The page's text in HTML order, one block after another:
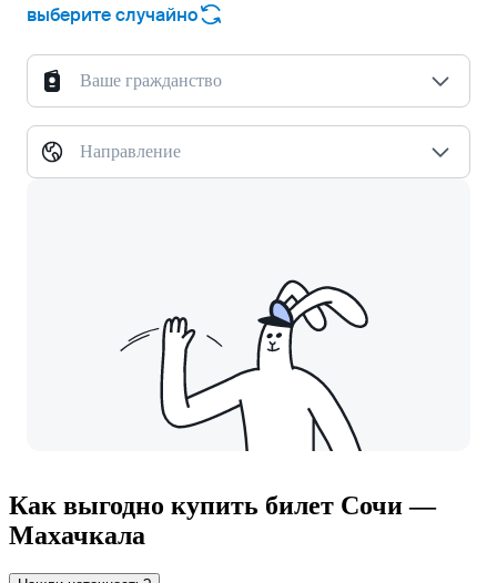
выберите случайно
Ваше гражданство
Направление
Как выгодно купить билет Сочи —
Махачкала